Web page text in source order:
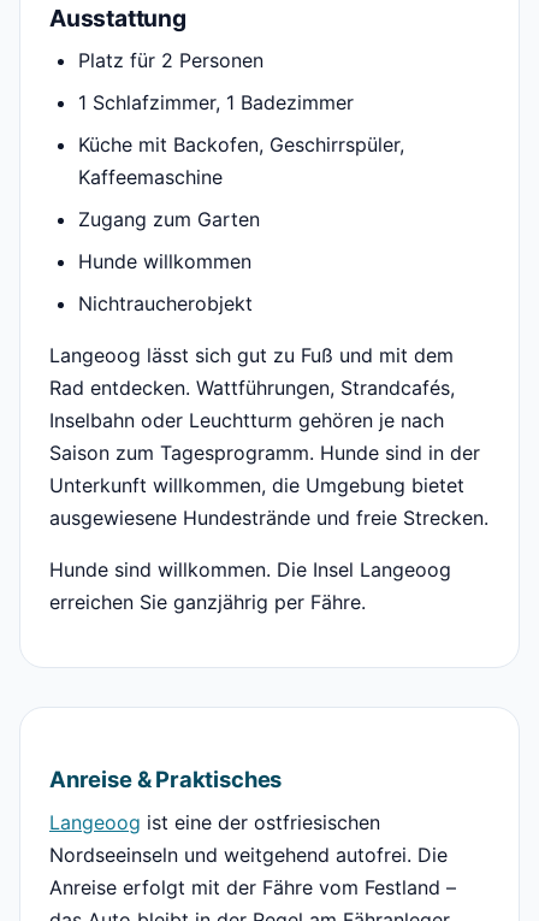
Ausstattung
Platz für 2 Personen
1 Schlafzimmer, 1 Badezimmer
Küche mit Backofen, Geschirrspüler,
Kaffeemaschine
Zugang zum Garten
Hunde willkommen
Nichtraucherobjekt
Langeoog lässt sich gut zu Fuß und mit dem
Rad entdecken. Wattführungen, Strandcafés,
Inselbahn oder Leuchtturm gehören je nach
Saison zum Tagesprogramm. Hunde sind in der
Unterkunft willkommen, die Umgebung bietet
ausgewiesene Hundestrände und freie Strecken.
Hunde sind willkommen. Die Insel Langeoog
erreichen Sie ganzjährig per Fähre.
Anreise & Praktisches
Langeoog ist eine der ostfriesischen
Nordseeinseln und weitgehend autofrei. Die
Anreise erfolgt mit der Fähre vom Festland –